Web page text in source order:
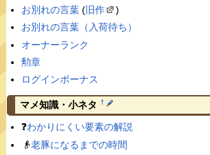
お別れの言葉(旧作
)
お別れの言葉（入荷待ち）
オーナーランク
勲章
ログインボーナス
マメ知識・小ネタ †
❓わかりにくい要素の解説
👴老豚になるまでの時間